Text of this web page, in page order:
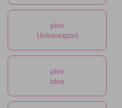
pivo
Univerexport
pivo
Idea